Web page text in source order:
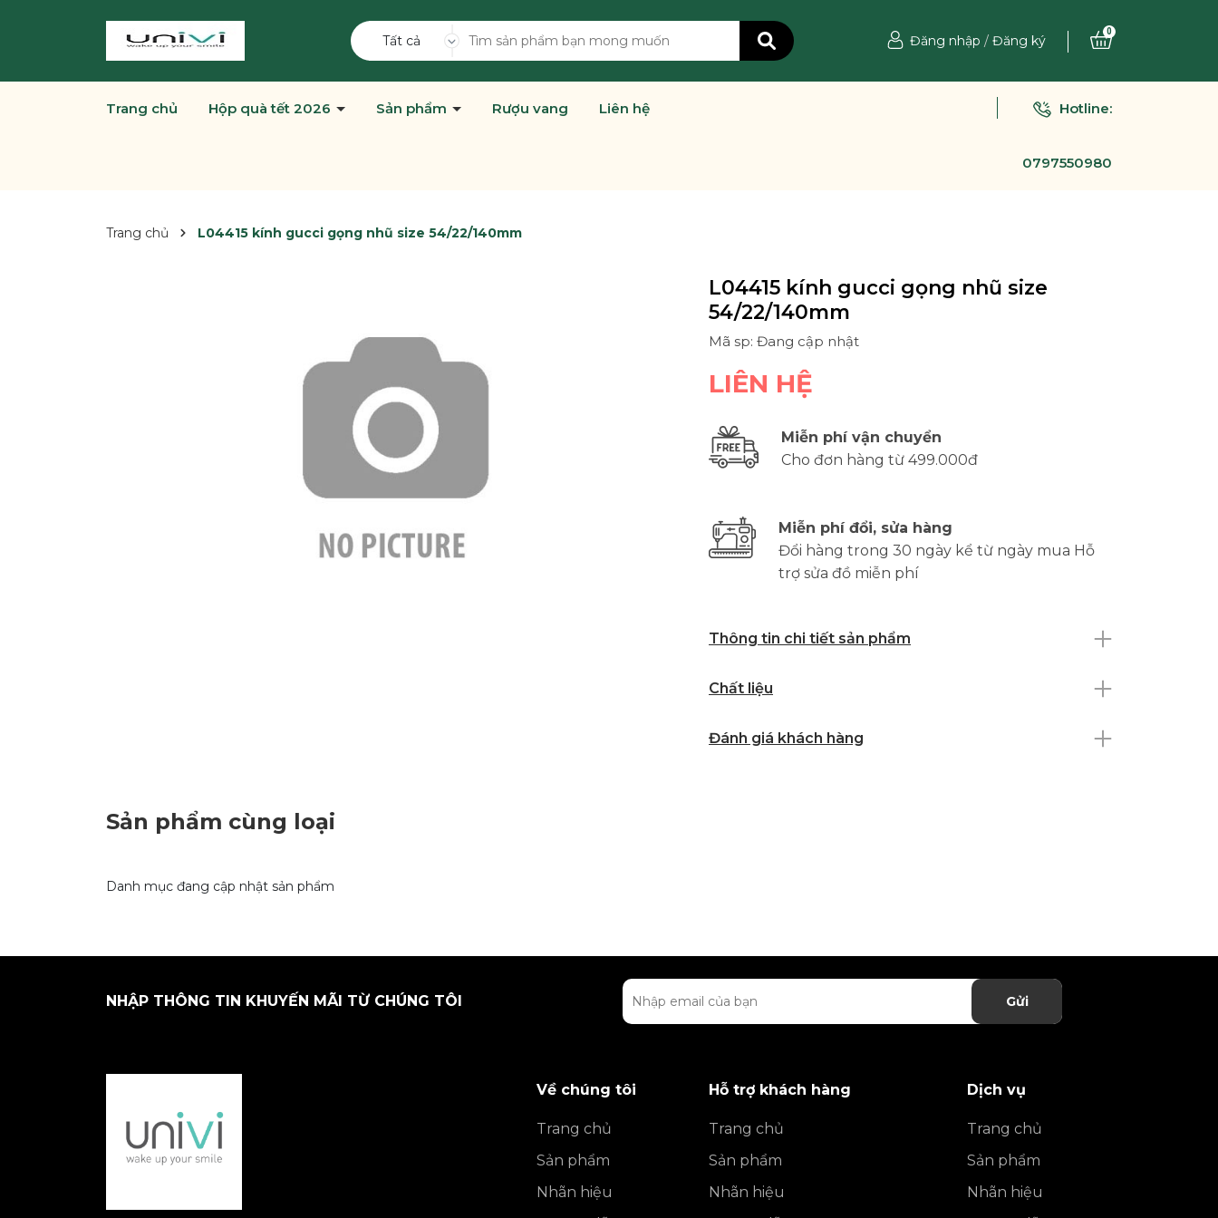
Tất cả Đăng nhập / Đăng ký
0
Trang chủ Hộp quà tết 2026 Sản phẩm Rượu vang Liên hệ Hotline:
0797550980
Trang chủ L04415 kính gucci gọng nhũ size 54/22/140mm
L04415 kính gucci gọng nhũ size
54/22/140mm
Mã sp: Đang cập nhật
LIÊN HỆ
Miễn phí vận chuyển
Cho đơn hàng từ 499.000đ
Miễn phí đổi, sửa hàng
Đổi hàng trong 30 ngày kể từ ngày mua Hỗ
trợ sửa đồ miễn phí
Thông tin chi tiết sản phẩm
Chất liệu
Đánh giá khách hàng
Sản phẩm cùng loại
Danh mục đang cập nhật sản phẩm
NHẬP THÔNG TIN KHUYẾN MÃI TỪ CHÚNG TÔI Gửi
Về chúng tôi
Trang chủ
Sản phẩm
Nhãn hiệu
Hỗ trợ khách hàng
Trang chủ
Sản phẩm
Nhãn hiệu
Dịch vụ
Trang chủ
Sản phẩm
Nhãn hiệu